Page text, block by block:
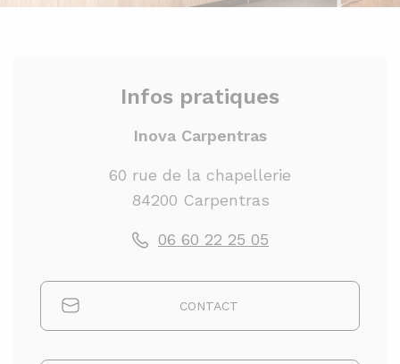
Infos pratiques
Inova Carpentras
60 rue de la chapellerie
84200 Carpentras
06 60 22 25 05
CONTACT